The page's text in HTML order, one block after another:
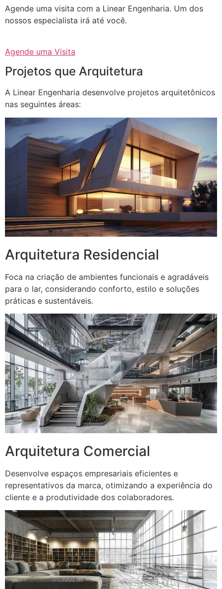
Agende uma visita com a Linear Engenharia. Um dos
nossos especialista irá até você.
Agende uma Visita
Projetos que Arquitetura
A Linear Engenharia desenvolve projetos arquitetônicos
nas seguintes áreas:
Arquitetura Residencial
Foca na criação de ambientes funcionais e agradáveis
para o lar, considerando conforto, estilo e soluções
práticas e sustentáveis.
Arquitetura Comercial
Desenvolve espaços empresariais eficientes e
representativos da marca, otimizando a experiência do
cliente e a produtividade dos colaboradores.